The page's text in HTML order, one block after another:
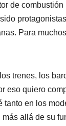
de
Para
trenes, los
eso quiero
en los
más allá de su